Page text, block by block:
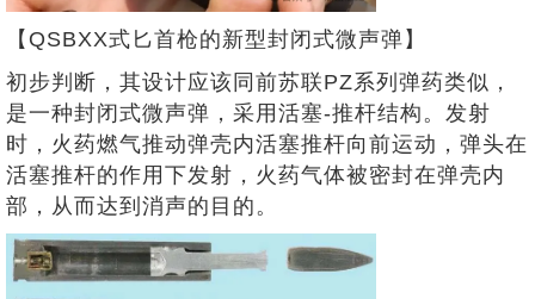
【QSBXX式匕首枪的新型封闭式微声弹】
初步判断，其设计应该同前苏联PZ系列弹药类似，
是一种封闭式微声弹，采用活塞-推杆结构。发射
时，火药燃气推动弹壳内活塞推杆向前运动，弹头在
活塞推杆的作用下发射，火药气体被密封在弹壳内
部，从而达到消声的目的。